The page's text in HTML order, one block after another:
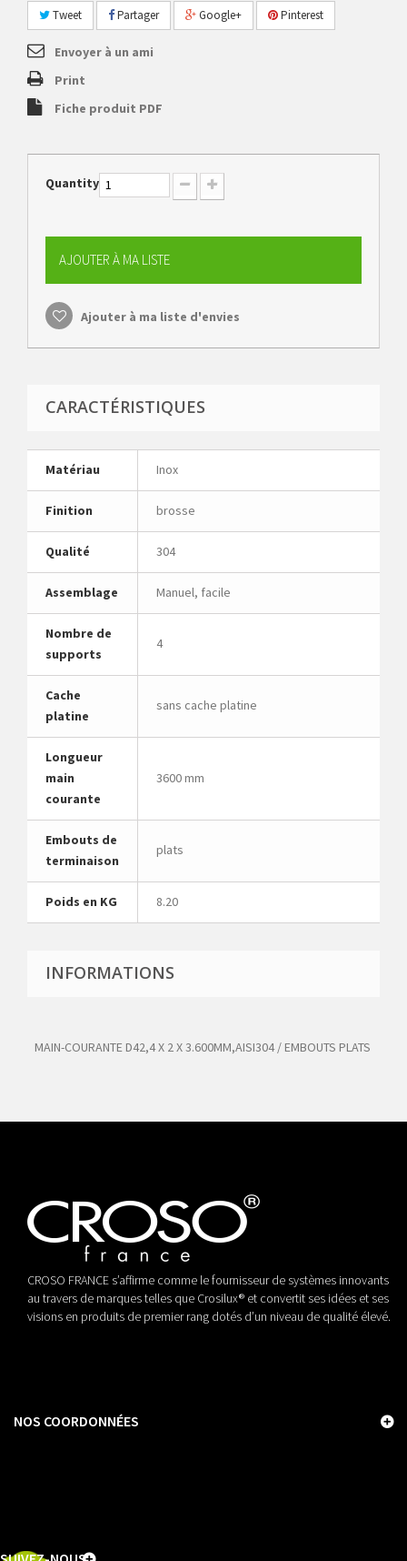
Tweet Partager Google+ Pinterest
Envoyer à un ami
Print
Fiche produit PDF
Quantity
AJOUTER À MA LISTE
Ajouter à ma liste d'envies
CARACTÉRISTIQUES
Matériau Inox
Finition brosse
Qualité 304
Assemblage Manuel, facile
Nombre de
supports
4
Cache
platine
sans cache platine
Longueur
main
courante
3600 mm
Embouts de
terminaison
plats
Poids en KG 8.20
INFORMATIONS
MAIN-COURANTE D42,4 X 2 X 3.600MM,AISI304 / EMBOUTS PLATS
CROSO FRANCE s’affirme comme le fournisseur de systèmes innovants
au travers de marques telles que Crosilux® et convertit ses idées et ses
visions en produits de premier rang dotés d’un niveau de qualité élevé.
NOS COORDONNÉES